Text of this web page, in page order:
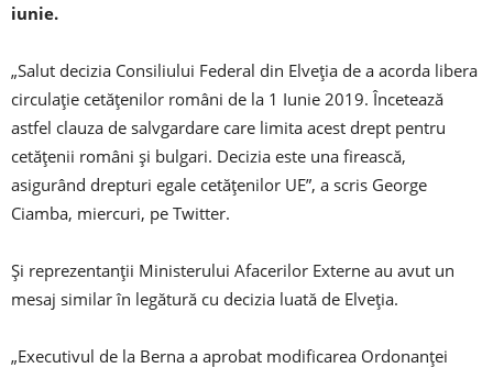
iunie.
„Salut decizia Consiliului Federal din Elveția de a acorda libera
circulaţie cetăţenilor români de la 1 Iunie 2019. Încetează
astfel clauza de salvgardare care limita acest drept pentru
cetăţenii români şi bulgari. Decizia este una firească,
asigurând drepturi egale cetăţenilor UE”, a scris George
Ciamba, miercuri, pe Twitter.
Şi reprezentanţii Ministerului Afacerilor Externe au avut un
mesaj similar în legătură cu decizia luată de Elveţia.
„Executivul de la Berna a aprobat modificarea Ordonanţei